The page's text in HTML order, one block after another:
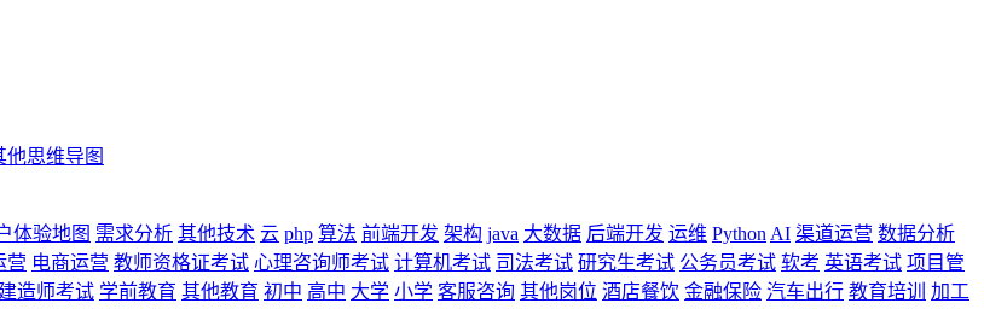
他思维导图
体验地图 需求分析 其他技术 云 php 算法 前端开发 架构 java 大数据 后端开发 运维 Python AI 渠道运营 数据分析
营 电商运营 教师资格证考试 心理咨询师考试 计算机考试 司法考试 研究生考试 公务员考试 软考 英语考试 项目管
建造师考试 学前教育 其他教育 初中 高中 大学 小学 客服咨询 其他岗位 酒店餐饮 金融保险 汽车出行 教育培训
加工